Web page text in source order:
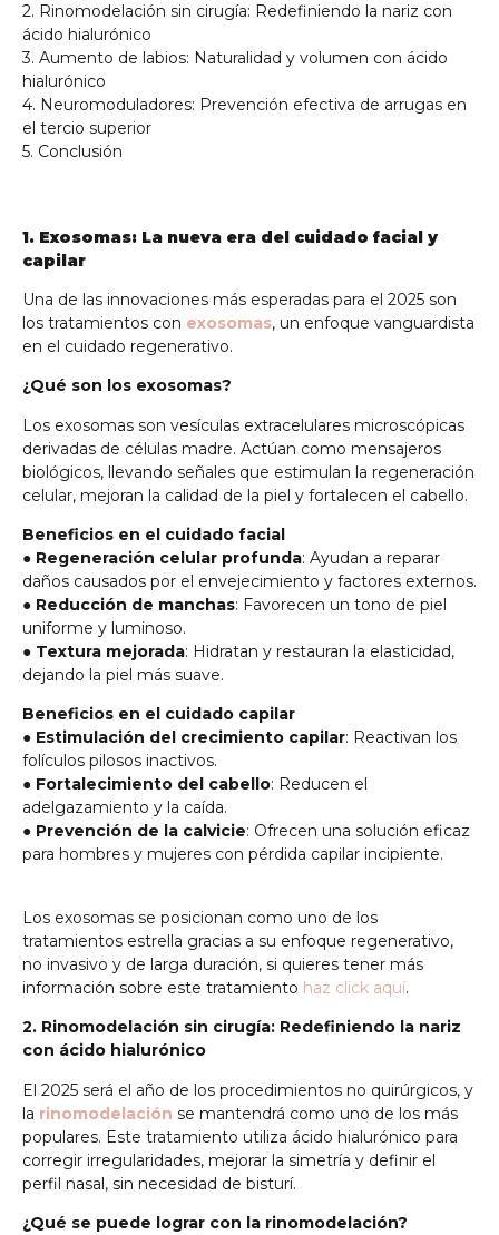
2. Rinomodelación sin cirugía: Redefiniendo la nariz con
ácido hialurónico
3. Aumento de labios: Naturalidad y volumen con ácido
hialurónico
4. Neuromoduladores: Prevención efectiva de arrugas en
el tercio superior
5. Conclusión
1. Exosomas: La nueva era del cuidado facial y
capilar
Una de las innovaciones más esperadas para el 2025 son
los tratamientos con exosomas, un enfoque vanguardista
en el cuidado regenerativo.
¿Qué son los exosomas?
Los exosomas son vesículas extracelulares microscópicas
derivadas de células madre. Actúan como mensajeros
biológicos, llevando señales que estimulan la regeneración
celular, mejoran la calidad de la piel y fortalecen el cabello.
Beneficios en el cuidado facial
● Regeneración celular profunda: Ayudan a reparar
daños causados por el envejecimiento y factores externos.
● Reducción de manchas: Favorecen un tono de piel
uniforme y luminoso.
● Textura mejorada: Hidratan y restauran la elasticidad,
dejando la piel más suave.
Beneficios en el cuidado capilar
● Estimulación del crecimiento capilar: Reactivan los
folículos pilosos inactivos.
● Fortalecimiento del cabello: Reducen el
adelgazamiento y la caída.
● Prevención de la calvicie: Ofrecen una solución eficaz
para hombres y mujeres con pérdida capilar incipiente.
Los exosomas se posicionan como uno de los
tratamientos estrella gracias a su enfoque regenerativo,
no invasivo y de larga duración, si quieres tener más
información sobre este tratamiento haz click aquí.
2. Rinomodelación sin cirugía: Redefiniendo la nariz
con ácido hialurónico
El 2025 será el año de los procedimientos no quirúrgicos, y
la rinomodelación se mantendrá como uno de los más
populares. Este tratamiento utiliza ácido hialurónico para
corregir irregularidades, mejorar la simetría y definir el
perfil nasal, sin necesidad de bisturí.
¿Qué se puede lograr con la rinomodelación?